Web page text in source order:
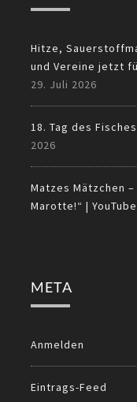
Hitze,
und Vereine jetzt
29. Juli 2026
18. Tag des
2026
Matzes Mätzchen
Marotte!“ | YouTube
META
Anmelden
Eintrags-Feed